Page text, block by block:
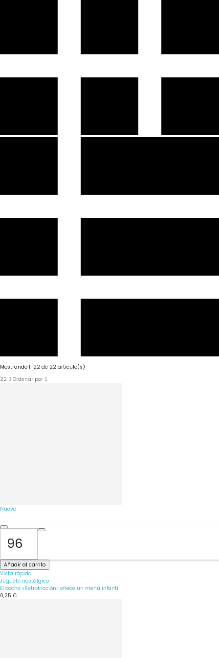
Mostrando 1-22 de 22 artículo(s)
22
Ordenar por
Nuevo
Añadir al carrito
Vista rápida
Juguete nostálgico
El coche «Retrofricción» ofrece un menú infantil
0,25 €